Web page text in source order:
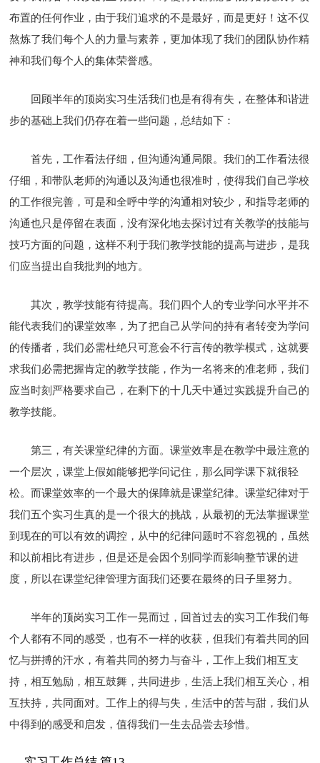
布置的任何作业，由于我们追求的不是最好，而是更好！这不仅
熬炼了我们每个人的力量与素养，更加体现了我们的团队协作精
神和我们每个人的集体荣誉感。
回顾半年的顶岗实习生活我们也是有得有失，在整体和谐进
步的基础上我们仍存在着一些问题，总结如下：
首先，工作看法仔细，但沟通沟通局限。我们的工作看法很
仔细，和带队老师的沟通以及沟通也很准时，使得我们自己学校
的工作很完善，可是和全呼中学的沟通相对较少，和指导老师的
沟通也只是停留在表面，没有深化地去探讨过有关教学的技能与
技巧方面的问题，这样不利于我们教学技能的提高与进步，是我
们应当提出自我批判的地方。
其次，教学技能有待提高。我们四个人的专业学问水平并不
能代表我们的课堂效率，为了把自己从学问的持有者转变为学问
的传播者，我们必需杜绝只可意会不行言传的教学模式，这就要
求我们必需把握肯定的教学技能，作为一名将来的准老师，我们
应当时刻严格要求自己，在剩下的十几天中通过实践提升自己的
教学技能。
第三，有关课堂纪律的方面。课堂效率是在教学中最注意的
一个层次，课堂上假如能够把学问记住，那么同学课下就很轻
松。而课堂效率的一个最大的保障就是课堂纪律。课堂纪律对于
我们五个实习生真的是一个很大的挑战，从最初的无法掌握课堂
到现在的可以有效的调控，从中的纪律问题时不容忽视的，虽然
和以前相比有进步，但是还是会因个别同学而影响整节课的进
度，所以在课堂纪律管理方面我们还要在最终的日子里努力。
半年的顶岗实习工作一晃而过，回首过去的实习工作我们每
个人都有不同的感受，也有不一样的收获，但我们有着共同的回
忆与拼搏的汗水，有着共同的努力与奋斗，工作上我们相互支
持，相互勉励，相互鼓舞，共同进步，生活上我们相互关心，相
互扶持，共同面对。工作上的得与失，生活中的苦与甜，我们从
中得到的感受和启发，值得我们一生去品尝去珍惜。